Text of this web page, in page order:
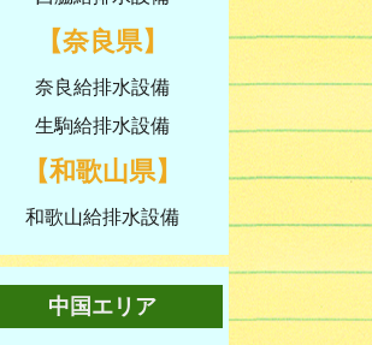
【奈良県】
奈良給排水設備
生駒給排水設備
【和歌山県】
和歌山給排水設備
中国エリア